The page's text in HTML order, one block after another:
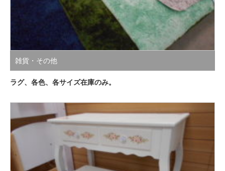
雑貨・その他
ラグ、各色、各サイズ在庫のみ。